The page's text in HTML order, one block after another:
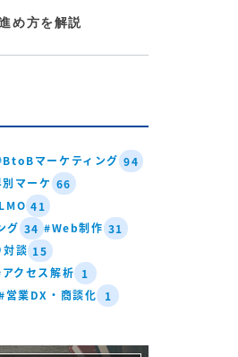
め方を解説
マーケティング 94
マーケ 66
41
グ 34 #Web制作 31
対談 15
クセス解析 1
営業DX・商談化 1